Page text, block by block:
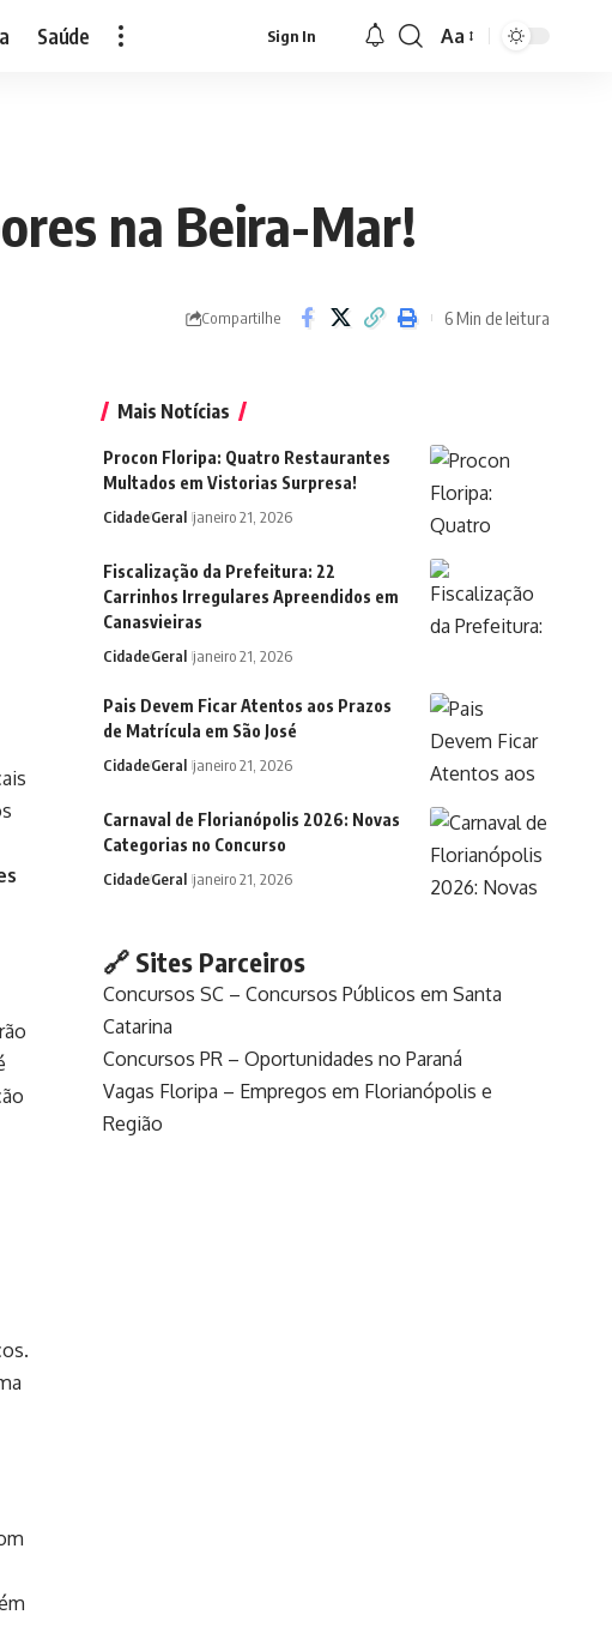
Saúde Sign In
Font
Aa
na Beira-Mar!
Compartilhe 6 Min de leitura
Mais Notícias
Procon Floripa: Quatro Restaurantes
Multados em Vistorias Surpresa!
CidadeGeral janeiro 21, 2026
Fiscalização da Prefeitura: 22
Carrinhos Irregulares Apreendidos em
Canasvieiras
CidadeGeral janeiro 21, 2026
Pais Devem Ficar Atentos aos Prazos
de Matrícula em São José
CidadeGeral janeiro 21, 2026
Carnaval de Florianópolis 2026: Novas
Categorias no Concurso
CidadeGeral janeiro 21, 2026
🔗 Sites Parceiros
Concursos SC – Concursos Públicos em Santa
Catarina
Concursos PR – Oportunidades no Paraná
Vagas Floripa – Empregos em Florianópolis e
Região